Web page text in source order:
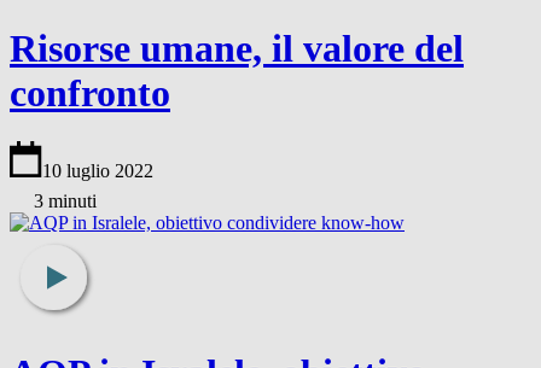
Risorse umane, il valore del
confronto
10 luglio 2022
3 minuti